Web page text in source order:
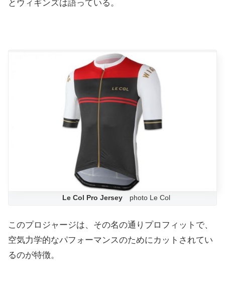
とウィギンズは語っている。
Le Col Pro Jerseyphoto Le Col
このプロジャージは、その名の通りプロフィットで、
空気力学的なパフォーマンスのためにカットされてい
るのが特徴。